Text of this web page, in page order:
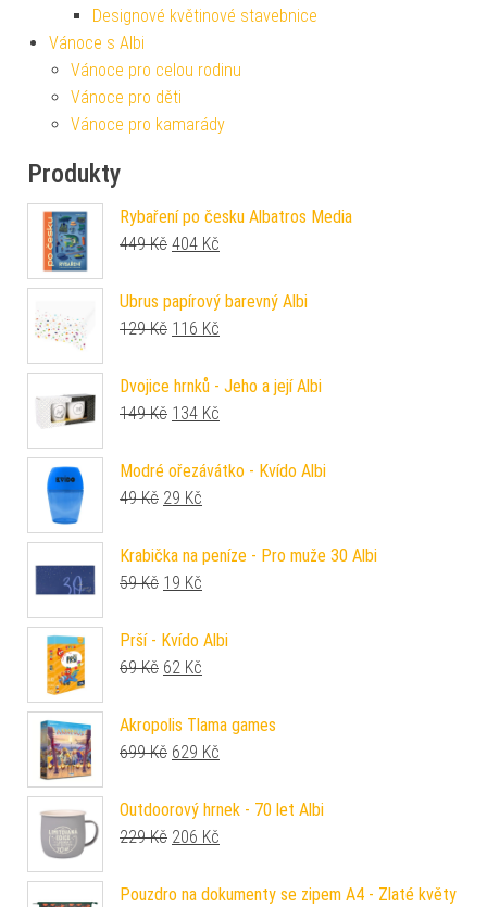
Designové květinové stavebnice
Vánoce s Albi
Vánoce pro celou rodinu
Vánoce pro děti
Vánoce pro kamarády
Produkty
Rybaření po česku Albatros Media
449Kč Původní cena byla: 449 Kč.
404 Kč
Ubrus papírový barevný Albi
129Kč Původní cena byla: 129 Kč.
116 Kč
Dvojice hrnků - Jeho a její Albi
149Kč Původní cena byla: 149 Kč.
134 Kč
Modré ořezávátko - Kvído Albi
49Kč Původní cena byla: 49 Kč.
29 Kč
Krabička na peníze - Pro muže 30 Albi
59Kč Původní cena byla: 59 Kč.
19 Kč
Prší - Kvído Albi
69Kč Původní cena byla: 69 Kč.
62 Kč
Akropolis Tlama games
699Kč Původní cena byla: 699 Kč.
629 Kč
Outdoorový hrnek - 70 let Albi
229Kč Původní cena byla: 229 Kč.
206 Kč
Pouzdro na dokumenty se zipem A4 - Zlaté květy